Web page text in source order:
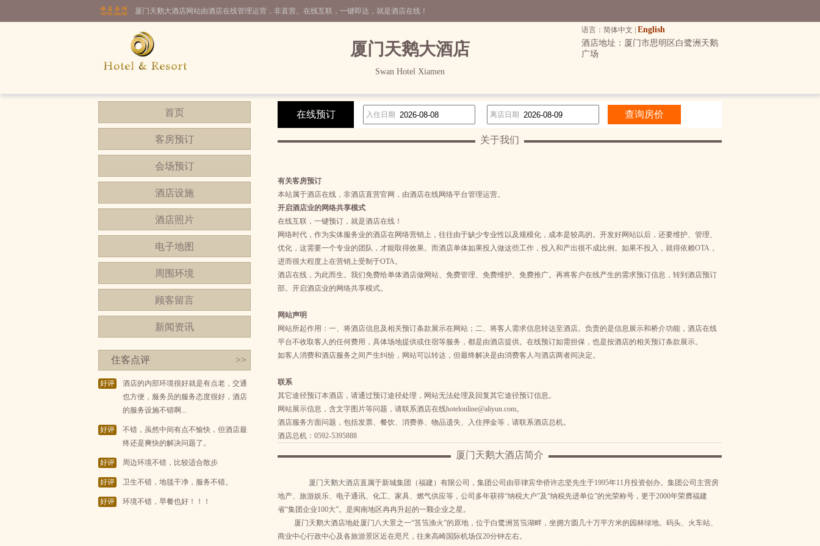
厦门天鹅大酒店网站由酒店在线管理运营，非直营。在线互联，一键即达，就是酒店在线！
语言：简体中文 | English
厦门天鹅大酒店
Swan Hotel Xiamen
酒店地址：厦门市思明区白鹭洲天鹅
广场
首页
客房预订
会场预订
酒店设施
酒店照片
电子地图
周围环境
顾客留言
新闻资讯
住客点评 >>
好评
酒店的内部环境很好就是有点老，交通
也方便，服务员的服务态度很好，酒店
的服务设施不错啊...
好评
不错，虽然中间有点不愉快，但酒店最
终还是爽快的解决问题了。
好评 周边环境不错，比较适合散步
好评 卫生不错，地毯干净，服务不错。
好评 环境不错，早餐也好！！！
在线预订 入住日期 离店日期
关于我们
有关客房预订
本站属于酒店在线，非酒店直营官网，由酒店在线网络平台管理运营。
开启酒店业的网络共享模式
在线互联，一键预订，就是酒店在线！
网络时代，作为实体服务业的酒店在网络营销上，往往由于缺少专业性以及规模化，成本是较高的。开发好网站以后，还要维护、管理、
优化，这需要一个专业的团队，才能取得效果。而酒店单体如果投入做这些工作，投入和产出很不成比例。如果不投入，就得依赖OTA，
进而很大程度上在营销上受制于OTA。
酒店在线，为此而生。我们免费给单体酒店做网站、免费管理、免费维护、免费推广。再将客户在线产生的需求预订信息，转到酒店预订
部。开启酒店业的网络共享模式。
网站声明
网站所起作用：一、将酒店信息及相关预订条款展示在网站；二、将客人需求信息转达至酒店。负责的是信息展示和桥介功能，酒店在线
平台不收取客人的任何费用，具体场地提供或住宿等服务，都是由酒店提供。在线预订如需担保，也是按酒店的相关预订条款展示。
如客人消费和酒店服务之间产生纠纷，网站可以转达，但最终解决是由消费客人与酒店两者间决定。
联系
其它途径预订本酒店，请通过预订途径处理，网站无法处理及回复其它途径预订信息。
网站展示信息，含文字图片等问题，请联系酒店在线hotelonline@aliyun.com。
酒店服务方面问题，包括发票、餐饮、消费券、物品遗失、入住押金等，请联系酒店总机。
酒店总机：0592-5395888
厦门天鹅大酒店简介
厦门天鹅大酒店直属于新城集团（福建）有限公司，集团公司由菲律宾华侨许志坚先生于1995年11月投资创办。集团公司主营房
地产、旅游娱乐、电子通讯、化工、家具、燃气供应等，公司多年获得“纳税大户”及“纳税先进单位”的光荣称号，更于2000年荣膺福建
省“集团企业100大”。是闽南地区冉冉升起的一颗企业之星。
厦门天鹅大酒店地处厦门八大景之一“筼筜渔火”的原地，位于白鹭洲筼筜湖畔，坐拥方圆几十万平方米的园林绿地。码头、火车站、
商业中心行政中心及各旅游景区近在咫尺，往来高崎国际机场仅20分钟左右。